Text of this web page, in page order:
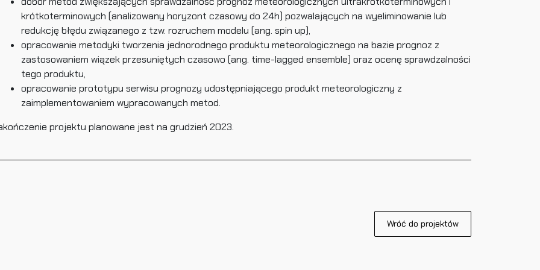
krótkoterminowych (analizowany horyzont czasowy do 24h) pozwalających na wyeliminowanie lub
redukcję błędu związanego z tzw. rozruchem modelu (ang. spin up),
opracowanie metodyki tworzenia jednorodnego produktu meteorologicznego na bazie prognoz z
zastosowaniem wiązek przesuniętych czasowo (ang. time-lagged ensemble) oraz ocenę sprawdzalności
tego produktu,
opracowanie prototypu serwisu prognozy udostępniającego produkt meteorologiczny z
zaimplementowaniem wypracowanych metod.
projektu planowane jest na grudzień 2023.
Wróć do projektów